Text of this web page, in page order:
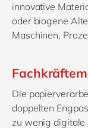
innovative
oder biogene
Maschinen,
Die
doppelten
zu wenig digitale